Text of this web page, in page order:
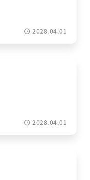
2028.04.01
2028.04.01